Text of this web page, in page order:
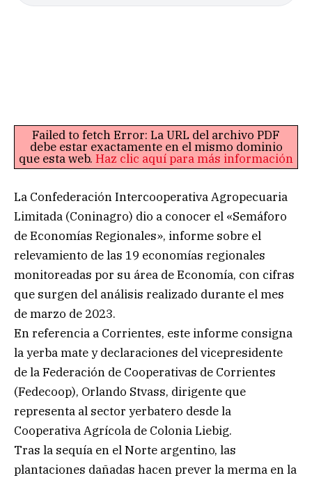
Failed to fetch Error: La URL del archivo PDF
debe estar exactamente en el mismo dominio
que esta web. Haz clic aquí para más información
La Confederación Intercooperativa Agropecuaria
Limitada (Coninagro) dio a conocer el «Semáforo
de Economías Regionales», informe sobre el
relevamiento de las 19 economías regionales
monitoreadas por su área de Economía, con cifras
que surgen del análisis realizado durante el mes
de marzo de 2023.
En referencia a Corrientes, este informe consigna
la yerba mate y declaraciones del vicepresidente
de la Federación de Cooperativas de Corrientes
(Fedecoop), Orlando Stvass, dirigente que
representa al sector yerbatero desde la
Cooperativa Agrícola de Colonia Liebig.
Tras la sequía en el Norte argentino, las
plantaciones dañadas hacen prever la merma en la